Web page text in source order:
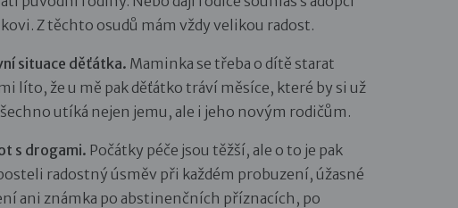
Z těchto osudů mám vždy velikou radost.
situace děťátka. Maminka se třeba o dítě starat
líto, že u mě pak děťátko tráví měsíce, které by si už
utíká nejen jemu, ale i jeho novým rodičům.
s drogami. Počátky péče jsou těžší, ale o to je pak
radostný úsměv při každém probuzení, úžasné
ani známka po abstinenčních příznacích, po